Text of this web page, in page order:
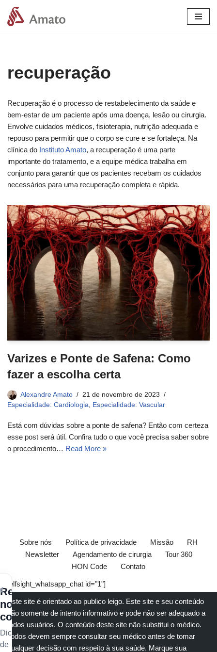
Pular
recuperação
Recuperação é o processo de restabelecimento da saúde e
bem-estar de um paciente após uma doença, lesão ou cirurgia.
Envolve cuidados médicos, fisioterapia, nutrição adequada e
repouso para permitir que o corpo se cure e se fortaleça. Na
clínica do Instituto Amato, a recuperação é uma parte
importante do tratamento, e a equipe médica trabalha em
conjunto para garantir que os pacientes recebam os cuidados
necessários para uma recuperação completa e rápida.
Varizes e Ponte de Safena: Como
fazer a escolha certa
Alexandre Amato
21 de novembro de 2023
Especialidade: Cardiologia
Especialidade: Vascular
Está com dúvidas sobre a ponte de safena? Então com certeza
esse post será útil. Confira tudo o que você precisa saber sobre
o procedimento… Read More »
Sobre nós Política de privacidade Missão
RH
Newsletter
Agendamento de cirurgia
Tour 360
HON Code
Contato
[elfsight_whatsapp_chat id="1"]
Este site é orientado ao publico leigo. Este site e seu conteúdo
são somente de intento informativo e pode não ser adequado a
todos usuários. O conteúdo deste site não substitui o médico.
Todos devem sempre consultar seu médico antes de tomar
qualquer decisão com respeito à sua saúde. Marque sua
Receba
nossos
conteúdos
Dicas
de